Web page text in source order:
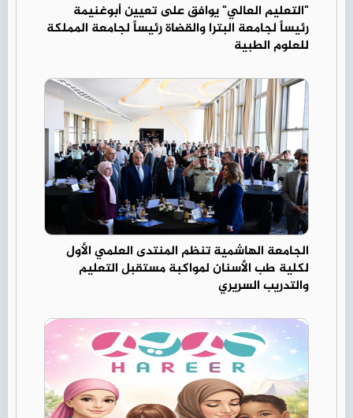
"التعليم العالي" يوافق على تعيين أبوغنيمة
رئيساً لجامعة البترا والقضاة رئيساً لجامعة المملكة
للعلوم الطبية
الجامعة الهاشمية تنظم المنتدى العلمي الأول
لكلية طب الأسنان لمواكبة مستقبل التعليم
والتدريب السريري